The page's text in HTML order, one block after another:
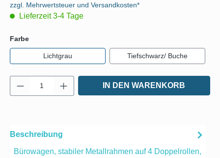
zzgl. Mehrwertsteuer und Versandkosten*
Lieferzeit 3-4 Tage
Farbeauswählen
Lichtgrau Tiefschwarz/ Buche
Produkt Anzahl: Gib den gewünschten
IN DEN WARENKORB
Beschreibung
Bürowagen, stabiler Metallrahmen auf 4 Doppelrollen,